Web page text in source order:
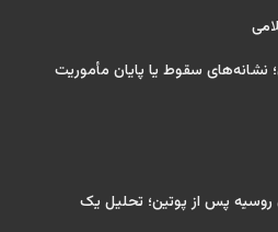
نشانه‌های سقوط یا پایان مأموریت
روسیه پس از پوتین؛ تحلیل یک